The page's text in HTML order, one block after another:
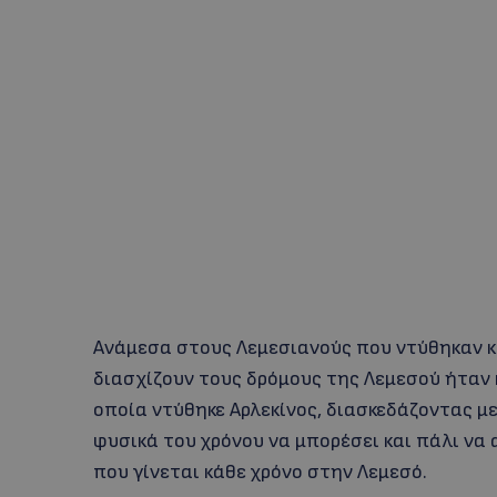
Ανάμεσα στους Λεμεσιανούς που ντύθηκαν
διασχίζουν τους δρόμους της Λεμεσού
οποία ντύθηκε Αρλεκίνος, διασκεδάζοντας
φυσικά του χρόνου να μπορέσει και πάλι
που γίνεται κάθε χρόνο στην Λεμεσό.